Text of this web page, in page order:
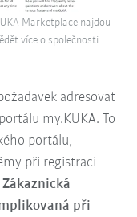
adresovat
my.KUKA. To
portálu,
při registraci
Zákaznická
při
Marketplace najdou
více o společnosti